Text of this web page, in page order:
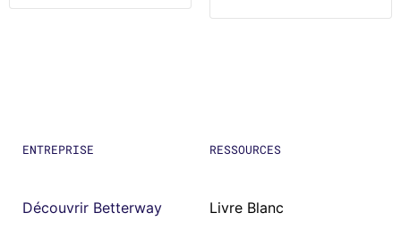
ENTREPRISE
Découvrir Betterway
RESSOURCES
Livre Blanc